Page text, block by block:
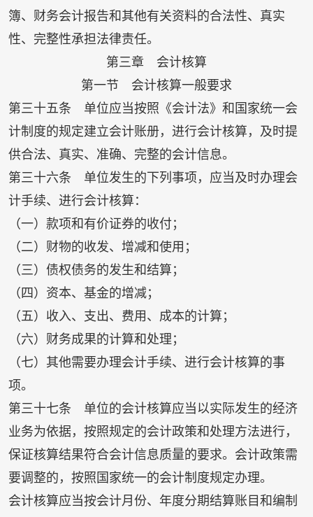
簿、财务会计报告和其他有关资料的合法性、真实
性、完整性承担法律责任。
第三章 会计核算
第一节 会计核算一般要求
第三十五条 单位应当按照《会计法》和国家统一会
计制度的规定建立会计账册，进行会计核算，及时提
供合法、真实、准确、完整的会计信息。
第三十六条 单位发生的下列事项，应当及时办理会
计手续、进行会计核算：
（一）款项和有价证券的收付；
（二）财物的收发、增减和使用；
（三）债权债务的发生和结算；
（四）资本、基金的增减；
（五）收入、支出、费用、成本的计算；
（六）财务成果的计算和处理；
（七）其他需要办理会计手续、进行会计核算的事
项。
第三十七条 单位的会计核算应当以实际发生的经济
业务为依据，按照规定的会计政策和处理方法进行，
保证核算结果符合会计信息质量的要求。会计政策需
要调整的，按照国家统一的会计制度规定办理。
会计核算应当按会计月份、年度分期结算账目和编制